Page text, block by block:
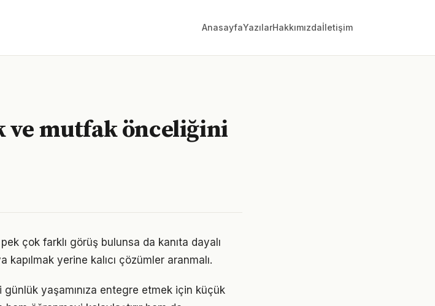
AnasayfaYazılarHakkımızdaİletişim
ve mutfak önceliğini
çok farklı görüş bulunsa da kanıta dayalı
yerine kalıcı çözümler aranmalı.
yaşamınıza entegre etmek için küçük